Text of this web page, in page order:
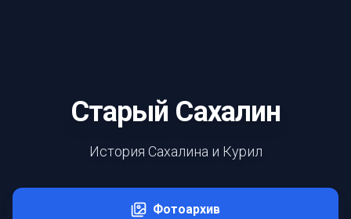
Старый Сахалин
История Сахалина и Курил
Фотоархив